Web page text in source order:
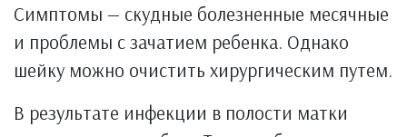
Симптомы — скудные болезненные месячные
и проблемы с зачатием ребенка. Однако
шейку можно очистить хирургическим путем.
В результате инфекции в полости матки